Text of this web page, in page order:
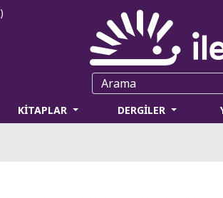
)
KİTAPLAR DERGİLER